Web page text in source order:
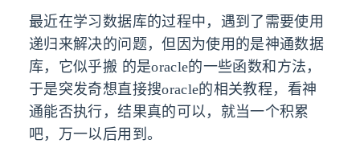
最近在学习数据库的过程中，遇到了需要使用
递归来解决的问题，但因为使用的是神通数据
库，它似乎搬 的是oracle的一些函数和方法，
于是突发奇想直接搜oracle的相关教程，看神
通能否执行，结果真的可以，就当一个积累
吧，万一以后用到。